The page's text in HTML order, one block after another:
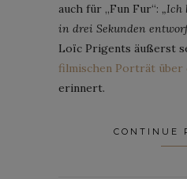
auch für „Fun Fur“: „Ich
in drei Sekunden
Loïc Prigents äußerst
filmischen Porträt über
erinnert.
CONTINUE